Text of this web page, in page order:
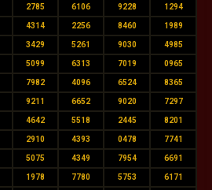
2785 6106 9228 1294
4314 2256 8460 1989
3429 5261 9030 4985
5099 6313 7019 0965
7982 4096 6524 8365
9211 6652 9020 7297
4642 5518 2445 8201
2910 4393 0478 7741
5075 4349 7954 6691
1978 7780 5753 6171